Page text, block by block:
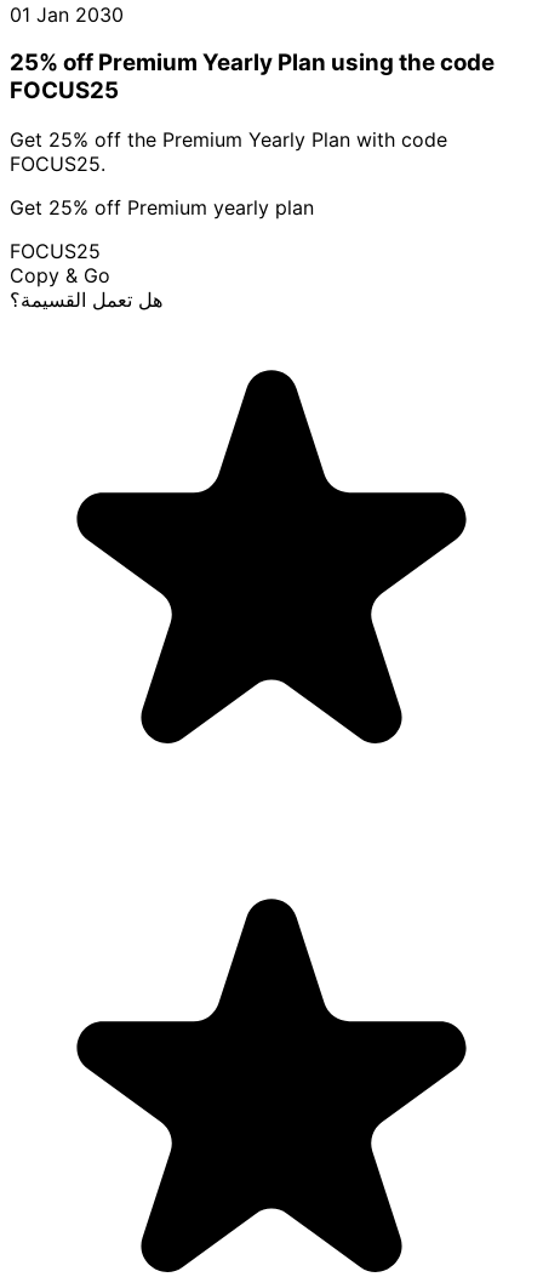
01 Jan 2030
25% off Premium Yearly Plan using the code
FOCUS25
Get 25% off the Premium Yearly Plan with code
FOCUS25.
Get 25% off Premium yearly plan
FOCUS25
Copy & Go
هل تعمل القسيمة؟